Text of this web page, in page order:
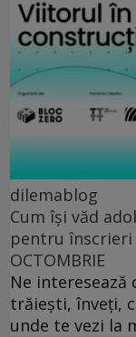
dilemablog
Cum își văd
pentru înscrieri
OCTOMBRIE
Ne
trăiești, înveți,
unde te vezi la